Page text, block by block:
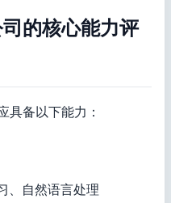
的核心能力评
具备以下能力：
、自然语言处理